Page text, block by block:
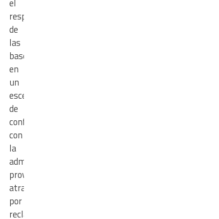
el
respaldo
de
las
bases
en
un
escenario
de
conflictividad
con
la
administración
provincial,
atravesado
por
reclamos